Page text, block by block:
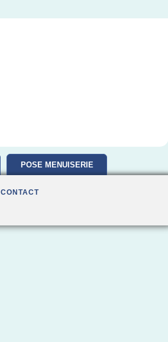
POSE MENUISERIE
CONTACT